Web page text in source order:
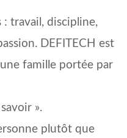
: travail, discipline,
DEFITECH est
une famille portée par
».
plutôt que